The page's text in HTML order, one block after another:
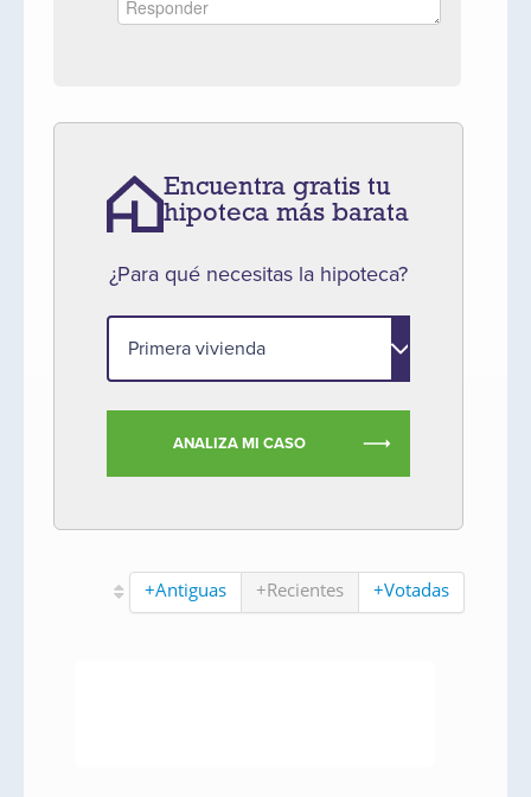
Encuentra gratis tu
hipoteca más barata
¿Para qué necesitas la hipoteca?
ANALIZA MI CASO
+Antiguas +Recientes +Votadas